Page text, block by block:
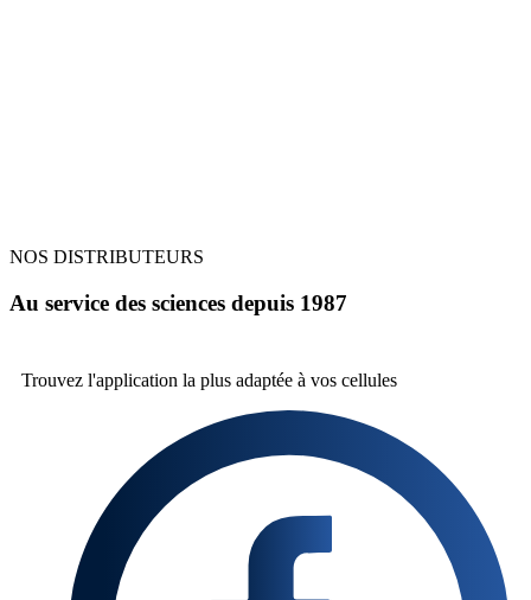
NOS DISTRIBUTEURS
Au service des sciences depuis 1987
Trouvez l'application la plus adaptée à vos cellules